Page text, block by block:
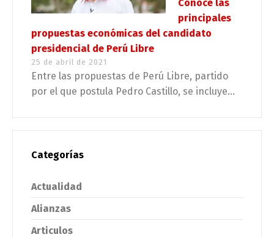
Conoce las
principales
propuestas económicas del candidato
presidencial de Perú Libre
25 de abril de 2021
Entre las propuestas de Perú Libre, partido
por el que postula Pedro Castillo, se incluye...
Categorías
Actualidad
Alianzas
Articulos